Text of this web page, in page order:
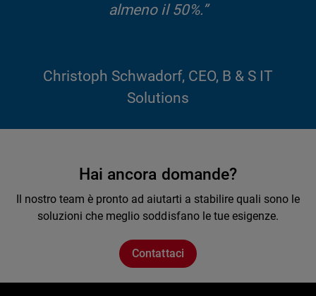
almeno il 50%.”
Christoph Schwadorf, CEO, B & S IT
Solutions
Hai ancora domande?
Il nostro team è pronto ad aiutarti a stabilire quali sono le
soluzioni che meglio soddisfano le tue esigenze.
Contattaci